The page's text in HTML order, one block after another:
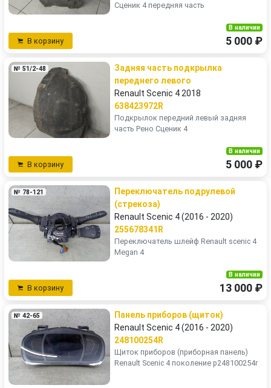
Сценик 4 передняя часть
В корзину
В наличии
5 000 ₽
№ 51/2-48
Задняя часть подкрылка
переднего левого
Renault Scenic 4 2018
638423972R
Подкрылок передний левый задняя
часть Рено Сценик 4
В корзину
В наличии
5 000 ₽
№ 78-121
Переключатель подрулевой
(стрекоза)
Renault Scenic 4 (2016 - 2020)
255678341R
Переключатель шлейф Renault scenic 4
Megan 4
В корзину
В наличии
13 000 ₽
№ 42-65
Панель приборов (щиток)
Renault Scenic 4 (2016 - 2020)
248100254R
Щиток приборов (приборная панель)
Renault Scenic 4 поколение p248100254r